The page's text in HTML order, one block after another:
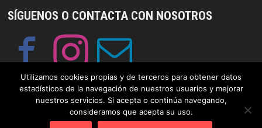
SÍGUENOS O CONTACTA CON NOSOTROS
© Copyright GayFriendlySpain 2019 Funciona conWordPress
Utilizamos cookies propias y de terceros para obtener datos
estadísticos de la navegación de nuestros usuarios y mejorar
nuestros servicios. Si acepta o continúa navegando,
consideramos que acepta su uso.